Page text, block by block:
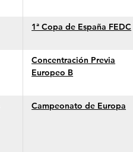
1ª Copa de España FEDC
Concentración Previa
Europeo B
Campeonato de Europa